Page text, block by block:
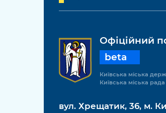
Офіційний
beta
Київська міська
Київська міська рада
вул. Хрещатик, 36, м.